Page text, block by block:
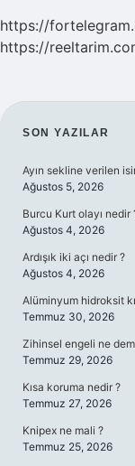
https://
https://
SON YAZILAR
Ayın sekline verilen
Ağustos 5, 2026
Burcu Kurt olayı nedir
Ağustos 4, 2026
Ardışık iki açı nedir ?
Ağustos 4, 2026
Alüminyum hidroksit
Temmuz 30, 2026
Zihinsel engeli ne
Temmuz 29, 2026
Kısa koruma nedir ?
Temmuz 27, 2026
Knipex ne mali ?
Temmuz 25, 2026